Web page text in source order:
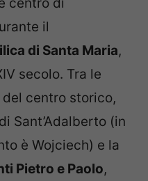
il
di Santa Maria,
secolo. Tra le
centro storico,
Sant’Adalberto (in
è Wojciech) e la
Pietro e Paolo,